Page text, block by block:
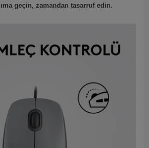
geçin, zamandan tasarruf edin.